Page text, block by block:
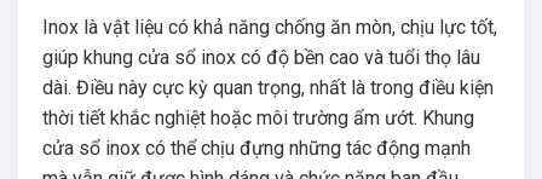
Inox là vật liệu có khả năng chống ăn mòn, chịu lực tốt,
giúp khung cửa sổ inox có độ bền cao và tuổi thọ lâu
dài. Điều này cực kỳ quan trọng, nhất là trong điều kiện
thời tiết khắc nghiệt hoặc môi trường ẩm ướt. Khung
cửa sổ inox có thể chịu đựng những tác động mạnh